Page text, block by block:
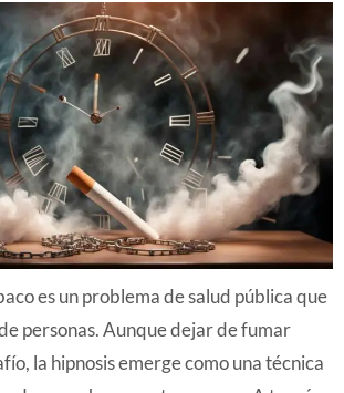
es un problema de salud pública que
personas. Aunque dejar de fumar
la hipnosis emerge como una técnica